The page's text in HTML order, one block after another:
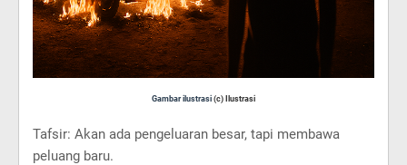
Gambar ilustrasi (c) Ilustrasi
Tafsir: Akan ada pengeluaran besar, tapi membawa
peluang baru.